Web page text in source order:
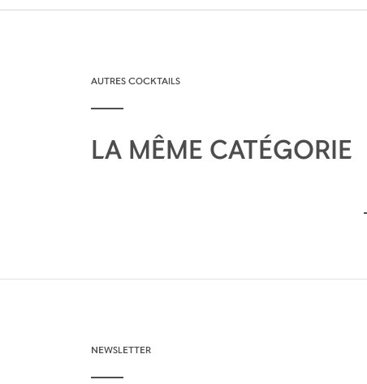
AUTRES COCKTAILS
LA MÊME CATÉGORIE
NEWSLETTER